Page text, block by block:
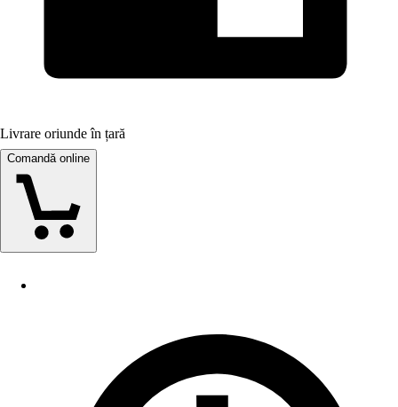
Livrare oriunde în țară
Comandă online